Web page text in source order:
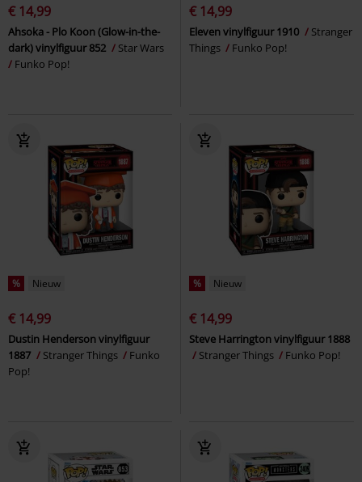
€ 14,99
Ahsoka - Plo Koon (Glow-in-the-
dark) vinylfiguur 852
Star Wars
Funko Pop!
€ 14,99
Eleven vinylfiguur 1910
Stranger
Things
Funko Pop!
% Nieuw
€ 14,99
Dustin Henderson vinylfiguur
1887
Stranger Things
Funko
Pop!
% Nieuw
€ 14,99
Steve Harrington vinylfiguur 1888
Stranger Things
Funko Pop!